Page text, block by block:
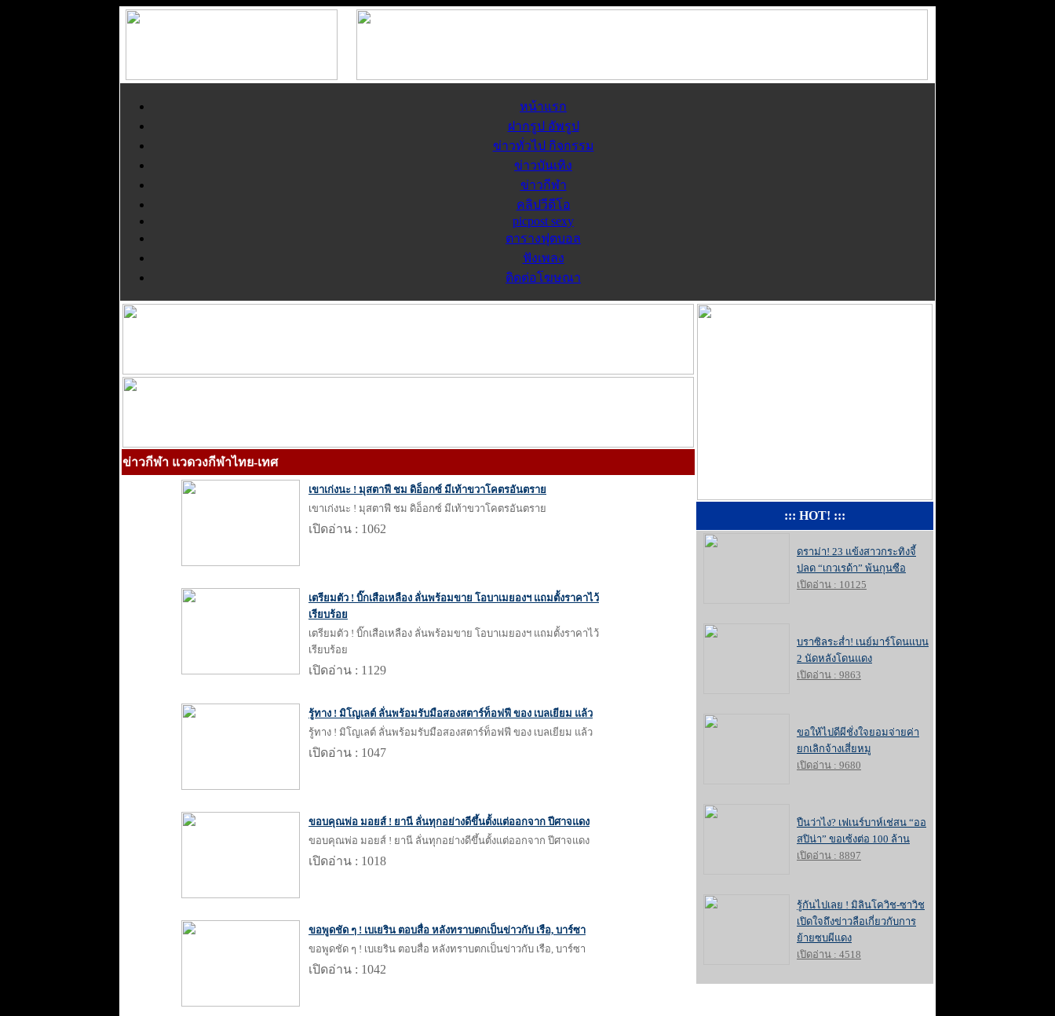
หน้าแรก
ฝากรูป อัพรูป
ข่าวทั่วไป กิจกรรม
ข่าวบันเทิง
ข่าวกีฬา
คลิปวีดีโอ
picpost sexy
ตารางฟุตบอล
ฟังเพลง
ติดต่อโฆษณา
ข่าวกีฬา แวดวงกีฬาไทย-เทศ
เขาเก่งนะ ! มุสตาฟี ชม ดิอ็อกซ์ มีเท้าขวาโคตรอันตราย
เขาเก่งนะ ! มุสตาฟี ชม ดิอ็อกซ์ มีเท้าขวาโคตรอันตราย
เปิดอ่าน : 1062
เตรียมตัว ! บิ๊กเสือเหลือง ลั่นพร้อมขาย โอบาเมยองฯ แถมตั้งราคาไว้
เรียบร้อย
เตรียมตัว ! บิ๊กเสือเหลือง ลั่นพร้อมขาย โอบาเมยองฯ แถมตั้งราคาไว้
เรียบร้อย
เปิดอ่าน : 1129
รู้ทาง ! มิโญเลต์ ลั่นพร้อมรับมือสองสตาร์ท็อฟฟี ของ เบลเยียม แล้ว
รู้ทาง ! มิโญเลต์ ลั่นพร้อมรับมือสองสตาร์ท็อฟฟี ของ เบลเยียม แล้ว
เปิดอ่าน : 1047
ขอบคุณพ่อ มอยส์ ! ยานี ลั่นทุกอย่างดีขึ้นตั้งแต่ออกจาก ปีศาจแดง
ขอบคุณพ่อ มอยส์ ! ยานี ลั่นทุกอย่างดีขึ้นตั้งแต่ออกจาก ปีศาจแดง
เปิดอ่าน : 1018
ขอพูดชัด ๆ ! เบเยริน ตอบสื่อ หลังทราบตกเป็นข่าวกับ เรือ, บาร์ซา
ขอพูดชัด ๆ ! เบเยริน ตอบสื่อ หลังทราบตกเป็นข่าวกับ เรือ, บาร์ซา
เปิดอ่าน : 1042
::: HOT! :::
ดราม่า! 23 แข้งสาวกระทิงจี้
ปลด “เกวเรด้า” พ้นกุนซือ
เปิดอ่าน : 10125
บราซิลระส่ำ! เนย์มาร์โดนแบน
2 นัดหลังโดนแดง
เปิดอ่าน : 9863
ขอให้ไปดีผีชั่งใจยอมจ่ายค่า
ยกเลิกจ้างเสี่ยหมู
เปิดอ่าน : 9680
ปืนว่าไง? เฟเนร์บาห์เช่สน “ออ
สปิน่า” ขอเซ้งต่อ 100 ล้าน
เปิดอ่าน : 8897
รู้กันไปเลย ! มิลินโควิช-ซาวิช
เปิดใจถึงข่าวลือเกี่ยวกับการ
ย้ายซบผีแดง
เปิดอ่าน : 4518